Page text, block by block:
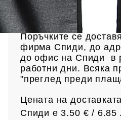
Доставка
Поръчките се
фирма Спиди, до
до офис на Спиди в
работни дни. Всяка
"преглед преди
Цената на
Спиди е 3.50 € / 6.85